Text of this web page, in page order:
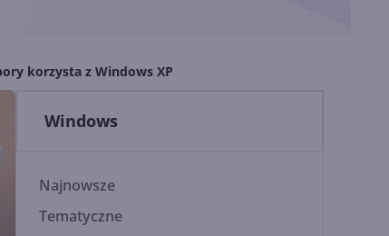
korzysta z Windows XP
Windows
Najnowsze
Tematyczne